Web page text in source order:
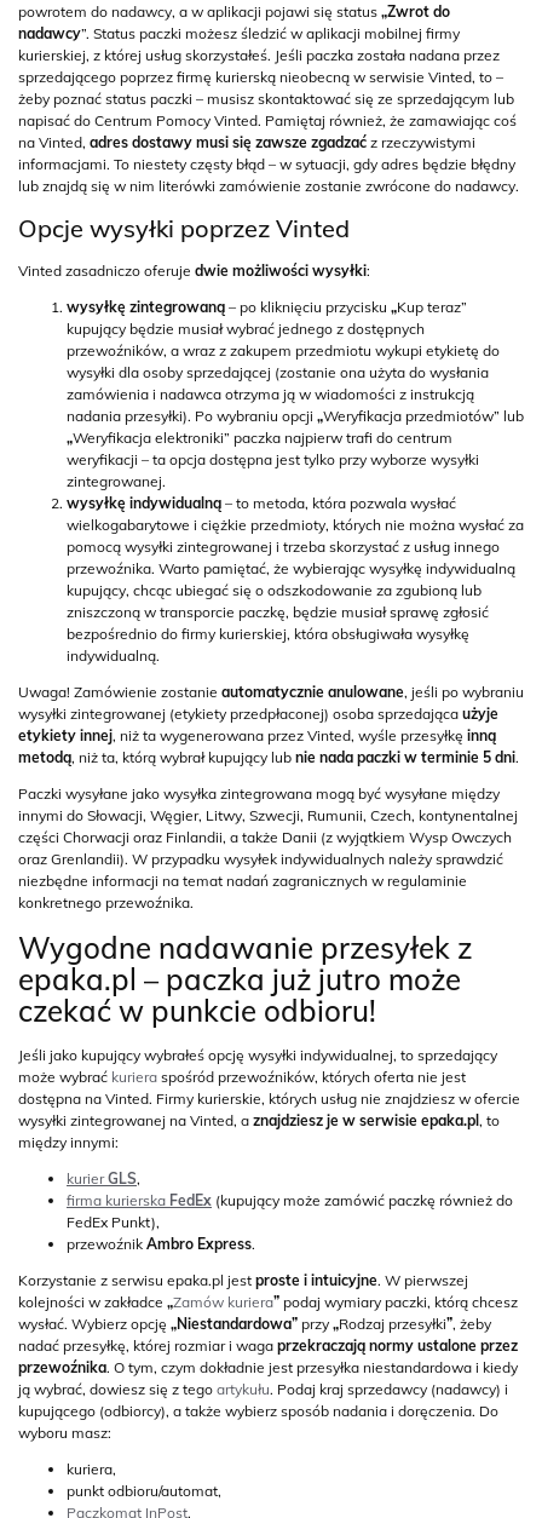
powrotem do nadawcy, a w aplikacji pojawi się status „Zwrot do
nadawcy”. Status paczki możesz śledzić w aplikacji mobilnej firmy
kurierskiej, z której usług skorzystałeś. Jeśli paczka została nadana przez
sprzedającego poprzez firmę kurierską nieobecną w serwisie Vinted, to –
żeby poznać status paczki – musisz skontaktować się ze sprzedającym lub
napisać do Centrum Pomocy Vinted. Pamiętaj również, że zamawiając coś
na Vinted, adres dostawy musi się zawsze zgadzać z rzeczywistymi
informacjami. To niestety częsty błąd – w sytuacji, gdy adres będzie błędny
lub znajdą się w nim literówki zamówienie zostanie zwrócone do nadawcy.
Opcje wysyłki poprzez Vinted
Vinted zasadniczo oferuje dwie możliwości wysyłki:
wysyłkę zintegrowaną – po kliknięciu przycisku „Kup teraz”
kupujący będzie musiał wybrać jednego z dostępnych
przewoźników, a wraz z zakupem przedmiotu wykupi etykietę do
wysyłki dla osoby sprzedającej (zostanie ona użyta do wysłania
zamówienia i nadawca otrzyma ją w wiadomości z instrukcją
nadania przesyłki). Po wybraniu opcji „Weryfikacja przedmiotów” lub
„Weryfikacja elektroniki” paczka najpierw trafi do centrum
weryfikacji – ta opcja dostępna jest tylko przy wyborze wysyłki
zintegrowanej.
wysyłkę indywidualną – to metoda, która pozwala wysłać
wielkogabarytowe i ciężkie przedmioty, których nie można wysłać za
pomocą wysyłki zintegrowanej i trzeba skorzystać z usług innego
przewoźnika. Warto pamiętać, że wybierając wysyłkę indywidualną
kupujący, chcąc ubiegać się o odszkodowanie za zgubioną lub
zniszczoną w transporcie paczkę, będzie musiał sprawę zgłosić
bezpośrednio do firmy kurierskiej, która obsługiwała wysyłkę
indywidualną.
Uwaga! Zamówienie zostanie automatycznie anulowane, jeśli po wybraniu
wysyłki zintegrowanej (etykiety przedpłaconej) osoba sprzedająca użyje
etykiety innej, niż ta wygenerowana przez Vinted, wyśle przesyłkę inną
metodą, niż ta, którą wybrał kupujący lub nie nada paczki w terminie 5 dni.
Paczki wysyłane jako wysyłka zintegrowana mogą być wysyłane między
innymi do Słowacji, Węgier, Litwy, Szwecji, Rumunii, Czech, kontynentalnej
części Chorwacji oraz Finlandii, a także Danii (z wyjątkiem Wysp Owczych
oraz Grenlandii). W przypadku wysyłek indywidualnych należy sprawdzić
niezbędne informacji na temat nadań zagranicznych w regulaminie
konkretnego przewoźnika.
Wygodne nadawanie przesyłek z
epaka.pl – paczka już jutro może
czekać w punkcie odbioru!
Jeśli jako kupujący wybrałeś opcję wysyłki indywidualnej, to sprzedający
może wybrać kuriera spośród przewoźników, których oferta nie jest
dostępna na Vinted. Firmy kurierskie, których usług nie znajdziesz w ofercie
wysyłki zintegrowanej na Vinted, a znajdziesz je w serwisie epaka.pl , to
między innymi:
kurierGLS,
firma kurierska FedEx (kupujący może zamówić paczkę również do
FedEx Punkt),
przewoźnik Ambro Express.
Korzystanie z serwisu epaka.pl jest proste i intuicyjne. W pierwszej
kolejności w zakładce „Zamów kuriera” podaj wymiary paczki, którą chcesz
wysłać. Wybierz opcję „Niestandardowa” przy „Rodzaj przesyłki”, żeby
nadać przesyłkę, której rozmiar i waga przekraczają normy ustalone przez
przewoźnika. O tym, czym dokładnie jest przesyłka niestandardowa i kiedy
ją wybrać, dowiesz się z tego artykułu. Podaj kraj sprzedawcy (nadawcy) i
kupującego (odbiorcy), a także wybierz sposób nadania i doręczenia. Do
wyboru masz:
kuriera,
punkt odbioru/automat,
Paczkomat InPost.